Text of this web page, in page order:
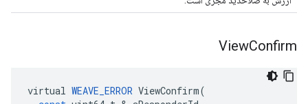
ViewConfirm
virtual WEAVE_ERROR ViewConfirm(